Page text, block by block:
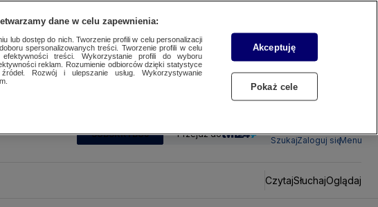
SUBSKRYBUJ Przejdź do
SzukajZaloguj sięMenu
CzytajSłuchajOglądaj
dane w celu zapewnienia:
lub dostęp do nich. Tworzenie profili w celu personalizacji
spersonalizowanych treści. Tworzenie profili w celu
efektywności treści. Wykorzystanie profili do wyboru
reklam. Rozumienie odbiorców dzięki statystyce
Rozwój i ulepszanie usług. Wykorzystywanie
Akceptuję
Pokaż cele